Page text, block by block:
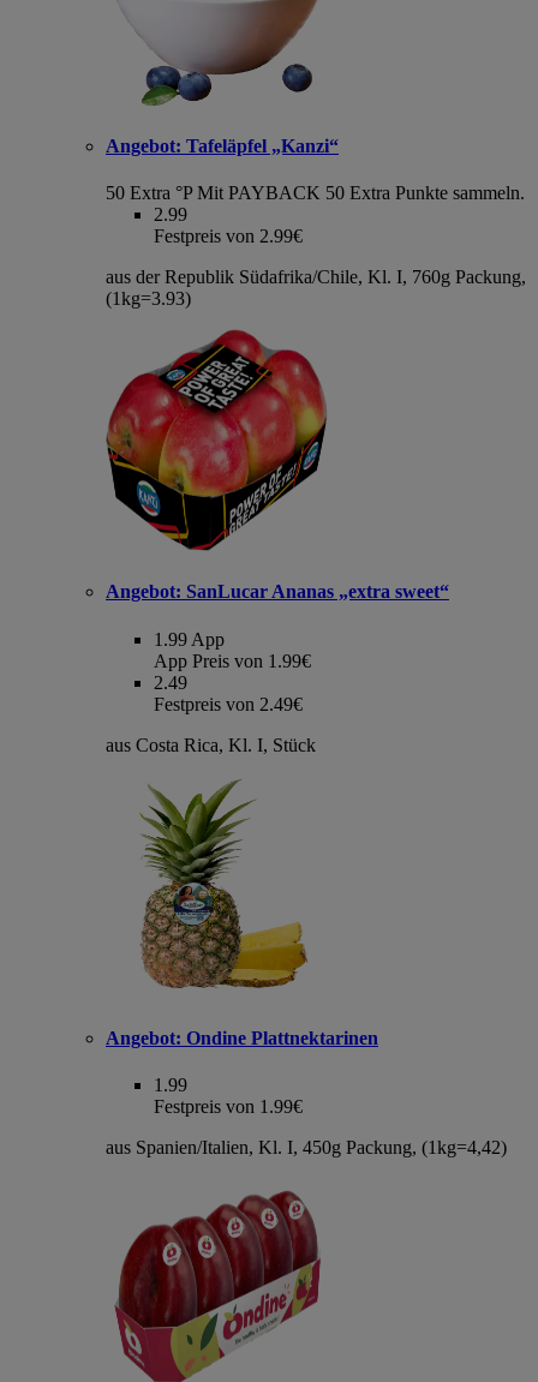
Angebot: Tafeläpfel „Kanzi“
50 Extra °P Mit PAYBACK 50 Extra Punkte sammeln.
2.99
Festpreis von 2.99€
aus der Republik Südafrika/Chile, Kl. I, 760g Packung,
(1kg=3.93)
Angebot: SanLucar Ananas „extra sweet“
1.99 App
App Preis von 1.99€
2.49
Festpreis von 2.49€
aus Costa Rica, Kl. I, Stück
Angebot: Ondine Plattnektarinen
1.99
Festpreis von 1.99€
aus Spanien/Italien, Kl. I, 450g Packung, (1kg=4,42)